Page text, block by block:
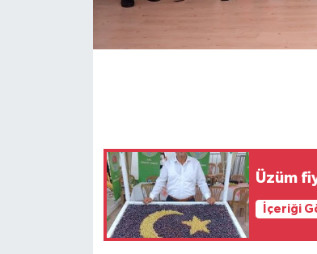
Üzüm
İçeriği
HABERDE İNSAN